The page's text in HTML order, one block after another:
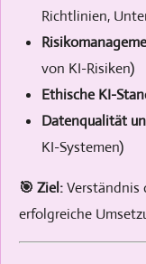
Richtlinien,
von KI-Risiken)
Ethische KI-
Datenqualität
KI-Systemen)
🎯 Ziel:Verständnis
erfolgreiche